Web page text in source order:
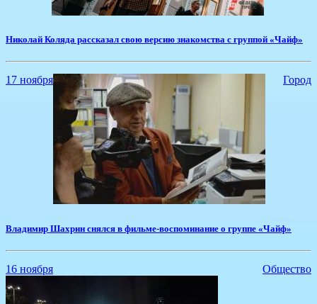
​Николай Коляда рассказал свою версию знакомства с группой «Чайф»
17 ноября Город
Владимир Шахрин снялся в фильме-воспоминание о группе «Чайф»
16 ноября Общество